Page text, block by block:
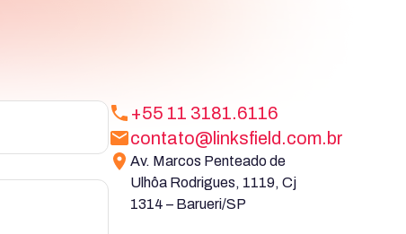
+55 11 3181.6116
contato@linksfield.com.br
Av. Marcos Penteado de
Ulhôa Rodrigues, 1119, Cj
1314 – Barueri/SP